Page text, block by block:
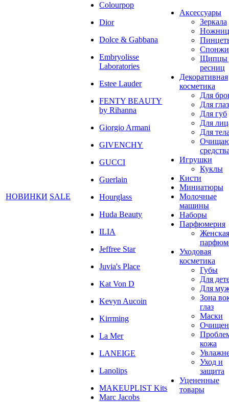
НОВИНКИ SALE
Colourpop
Dior
Dolce & Gabbana
Embryolisse
Laboratories
Estee Lauder
FENTY BEAUTY
by Rihanna
Giorgio Armani
GIVENCHY
GUCCI
Guerlain
Hourglass
Huda Beauty
ILIA
Jeffree Star
Juvia's Place
Kat Von D
Kevyn Aucoin
Kirrming
La Mer
LANEIGE
Lanolips
MAKEUPLIST Kits
Marc Jacobs
Аксессуары
Зеркала
Спонжи
Щипцы
ресниц
Декоративная
косметика
Для
Для глаз
Для губ
Для
Для
Игрушки
Куклы
Кисти
Миниатюры
Молочные
машины
Наборы
Парфюмерия
Женская
Уходовая
косметика
Губы
Для
Для
Зона
глаз
Маски
кожа
Уход и
защита
Уцененные
товары